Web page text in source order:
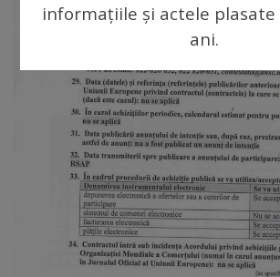
Secretar
Consilieri
Comisii
de
specialitate
Regulamentul
Consiliului
informațiile și actele
ani.